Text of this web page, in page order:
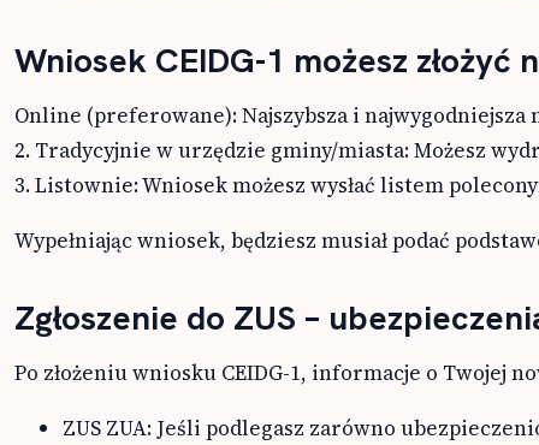
Wniosek CEIDG-1 możesz złożyć
Online (preferowane): Najszybsza i
2. Tradycyjnie w urzędzie gminy/miasta: Możesz
3. Listownie: Wniosek możesz wysłać listem
Wypełniając wniosek, będziesz musiał podać
Zgłoszenie do ZUS –
Po złożeniu wniosku CEIDG-1, informacje o Twojej
ZUS ZUA: Jeśli podlegasz zarówno